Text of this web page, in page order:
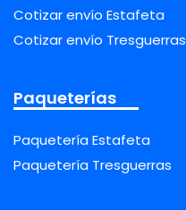
Cotizar envío Estafeta
Cotizar envío Tresguerras
Paqueterías
Paquetería Estafeta
Paquetería Tresguerras